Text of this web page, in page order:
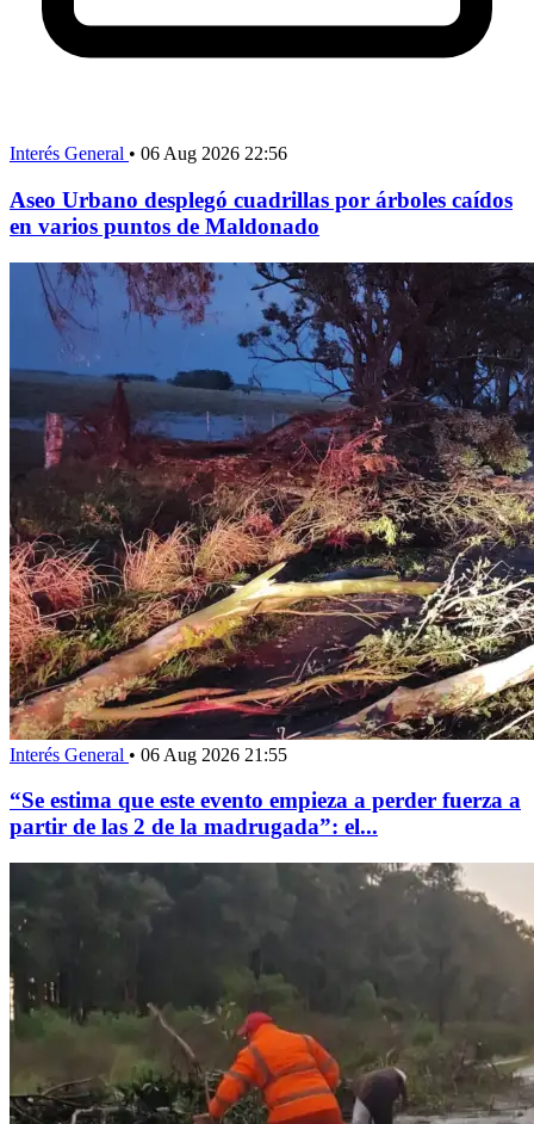
Interés General • 06 Aug 2026 22:56
Aseo Urbano desplegó cuadrillas por árboles caídos
en varios puntos de Maldonado
Interés General • 06 Aug 2026 21:55
“Se estima que este evento empieza a perder fuerza a
partir de las 2 de la madrugada”: el...